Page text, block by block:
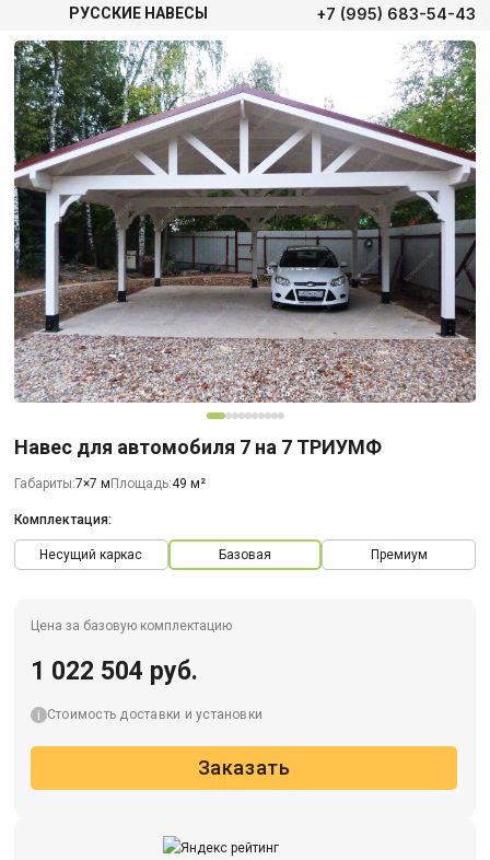
РУССКИЕ НАВЕСЫ +7 (995) 683-54-43
Навес для автомобиля 7 на 7 ТРИУМФ
Габариты:7×7 м Площадь:49 м²
Комплектация:
Несущий каркас Базовая Премиум
Цена за базовую комплектацию
1 022 504 руб.
Стоимость доставки и установки
Заказать